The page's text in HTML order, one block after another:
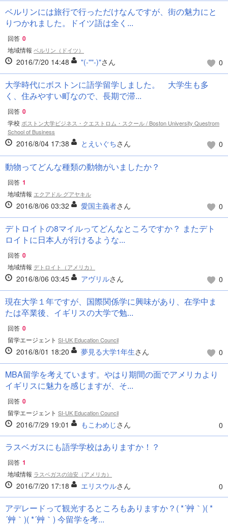
ベルリンには旅行で行っただけなんですが、街の魅力にと
りつかれました。ドイツ語は全く...
回答 0
地域情報 ベルリン（ドイツ）
2016/7/20 14:48 "(-""-)"さん 0
大学時代にボストンに語学留学しました。 大学生も多
く、住みやすい町なので、長期で滞...
回答 0
学校 ボストン大学ビジネス・クエストロム・スクール / Boston University Questrom
School of Business
2016/8/04 17:38 とえいぐちさん 0
動物ってどんな種類の動物がいましたか？
回答 1
地域情報 エクアドル グアヤキル
2016/8/06 03:32 愛国主義者さん 0
デトロイトの8マイルってどんなところですか？ またデト
ロイトに日本人が行けるような...
回答 0
地域情報 デトロイト（アメリカ）
2016/8/06 03:45 アヴリルさん 0
現在大学１年ですが、国際関係学に興味があり、在学中ま
たは卒業後、イギリスの大学で勉...
回答 0
留学エージェント SI-UK Education Council
2016/8/01 18:20 夢見る大学1年生さん 0
MBA留学を考えています。やはり期間の面でアメリカより
イギリスに魅力を感じますが、そ...
回答 0
留学エージェント SI-UK Education Council
2016/7/29 19:01 もこわめじさん 0
ラスベガスにも語学学校はありますか！？
回答 1
地域情報 ラスベガスの治安（アメリカ）
2016/7/20 17:18 エリスウルさん 0
アデレードって観光するところもありますか？( *´艸｀)( *
´艸｀)( *´艸｀) 今留学を考...